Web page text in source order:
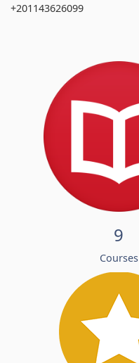
+201143626099
9
Courses